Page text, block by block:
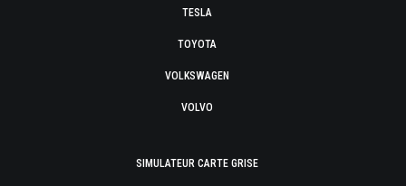
TESLA
TOYOTA
VOLKSWAGEN
VOLVO
SIMULATEUR CARTE GRISE